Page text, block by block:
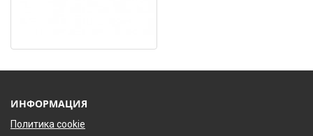
ИНФОРМАЦИЯ
Политика cookie